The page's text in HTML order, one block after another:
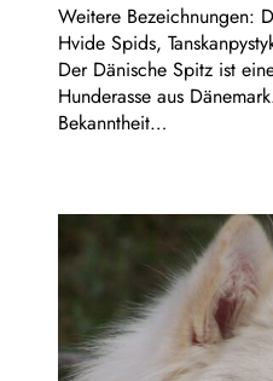
Weitere Bezeichnungen:
Hvide Spids,
Der Dänische Spitz ist
Hunderasse aus
Bekanntheit…